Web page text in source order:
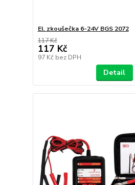
El. zkoušečka 6-24V BGS 2072
117 Kč
117 Kč
97 Kč bez DPH
Detail